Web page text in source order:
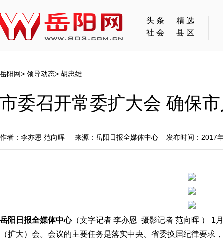
头条
精选
社会
县区
岳阳网> 领导动态> 胡忠雄
市委召开常委扩大会 确保
作者：李亦恩 范向晖 来源：岳阳日报全媒体中心 发布时间：2017
岳阳日报全媒体中心（文字记者 李亦恩 摄影记者 范向晖 ） 1
（扩大）会。会议的主要任务是落实中央、省委换届纪律要求